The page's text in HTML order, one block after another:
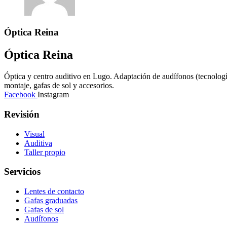
Óptica Reina
Óptica Reina
Óptica y centro auditivo en Lugo. Adaptación de audífonos
montaje, gafas de sol y accesorios.
Facebook Instagram
Revisión
Visual
Auditiva
Taller propio
Servicios
Lentes de contacto
Gafas graduadas
Gafas de sol
Audífonos